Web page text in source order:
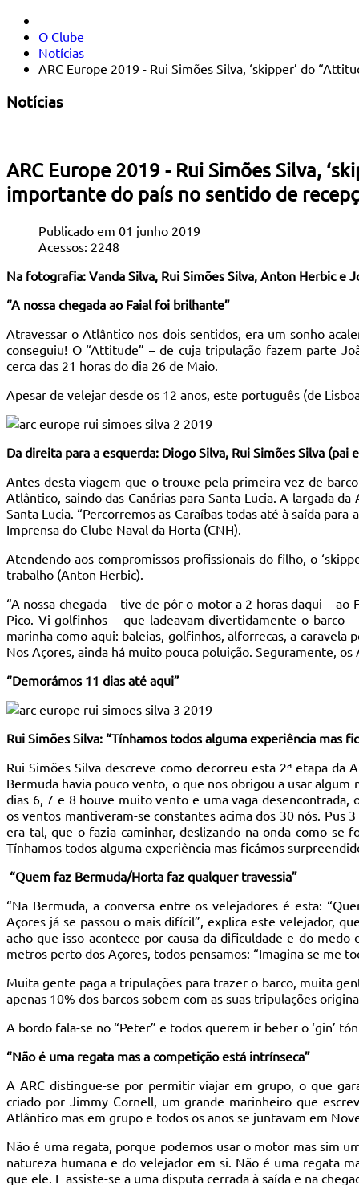
O Clube
Notícias
ARC Europe 2019 - Rui Simões Silva, ‘skipper’ do
Notícias
ARC Europe 2019 - Rui Simões Silva,
importante do país no sentido de
Publicado em 01 junho 2019
Acessos: 2248
Na fotografia: Vanda Silva, Rui Simões Silva, Anton Herbic e
“A nossa chegada ao Faial foi brilhante”
Atravessar o Atlântico nos dois sentidos, era um sonho
conseguiu! O “Attitude” – de cuja tripulação fazem parte
cerca das 21 horas do dia 26 de Maio.
Apesar de velejar desde os 12 anos, este português (de
Da direita para a esquerda: Diogo Silva, Rui Simões Silva
Antes desta viagem que o trouxe pela primeira vez de
Atlântico, saindo das Canárias para Santa Lucia. A largada
Santa Lucia. “Percorremos as Caraíbas todas até à saída
Imprensa do Clube Naval da Horta (CNH).
Atendendo aos compromissos profissionais do filho, o
trabalho (Anton Herbic).
“A nossa chegada – tive de pôr o motor a 2 horas daqui –
Pico. Vi golfinhos – que ladeavam divertidamente o barco
marinha como aqui: baleias, golfinhos, alforrecas, a
Nos Açores, ainda há muito pouca poluição. Seguramente,
“Demorámos 11 dias até aqui”
Rui Simões Silva: “Tínhamos todos alguma experiência mas
Rui Simões Silva descreve como decorreu esta 2ª etapa da
Bermuda havia pouco vento, o que nos obrigou a usar
dias 6, 7 e 8 houve muito vento e uma vaga
os ventos mantiveram-se constantes acima dos 30 nós. Pus
era tal, que o fazia caminhar, deslizando na onda como se
Tínhamos todos alguma experiência mas ficámos
“Quem faz Bermuda/Horta faz qualquer travessia”
“Na Bermuda, a conversa entre os velejadores é esta:
Açores já se passou o mais difícil”, explica este velejador,
acho que isso acontece por causa da dificuldade e do
metros perto dos Açores, todos pensamos: “Imagina se me
Muita gente paga a tripulações para trazer o barco, muita
apenas 10% dos barcos sobem com as suas tripulações
A bordo fala-se no “Peter” e todos querem ir beber o ‘gin’
“Não é uma regata mas a competição está intrínseca”
A ARC distingue-se por permitir viajar em grupo, o que
criado por Jimmy Cornell, um grande marinheiro que
Atlântico mas em grupo e todos os anos se juntavam em
Não é uma regata, porque podemos usar o motor mas sim
natureza humana e do velejador em si. Não é uma regata
que ele. E assiste-se a uma disputa cerrada à saída e na